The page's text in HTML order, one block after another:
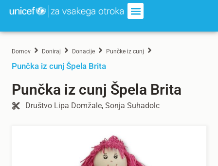
Domov Doniraj Donacije Punčke iz cunj
Punčka iz cunj Špela Brita
Punčka iz cunj Špela Brita
Društvo Lipa Domžale, Sonja Suhadolc